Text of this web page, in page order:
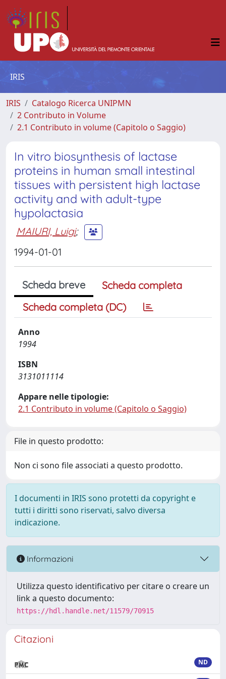
IRIS
IRIS
Catalogo Ricerca UNIPMN
2 Contributo in Volume
2.1 Contributo in volume (Capitolo o Saggio)
In vitro biosynthesis of lactase
proteins in human small intestinal
tissues with persistent high lactase
activity and with adult-type
hypolactasia
MAIURI, Luigi;
1994-01-01
Scheda breve
Scheda completa
Scheda completa (DC)
Anno
1994
ISBN
3131011114
Appare nelle tipologie:
2.1 Contributo in volume (Capitolo o Saggio)
File in questo prodotto:
Non ci sono file associati a questo prodotto.
I documenti in IRIS sono protetti da copyright e
tutti i diritti sono riservati, salvo diversa
indicazione.
Informazioni
Utilizza questo identificativo per citare o creare un
link a questo documento:
https://hdl.handle.net/11579/70915
Citazioni
ND